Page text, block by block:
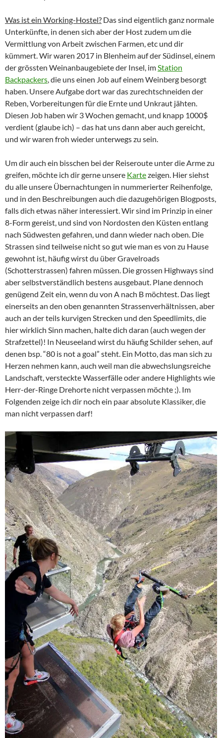
Was ist ein Working-Hostel? Das sind eigentlich ganz normale
Unterkünfte, in denen sich aber der Host zudem um die
Vermittlung von Arbeit zwischen Farmen, etc und dir
kümmert. Wir waren 2017 in Blenheim auf der Südinsel, einem
der grössten Weinanbaugebiete der Insel, imStation
Backpackers, die uns einen Job auf einem Weinberg besorgt
haben. Unsere Aufgabe dort war das zurechtschneiden der
Reben, Vorbereitungen für die Ernte und Unkraut jähten.
Diesen Job haben wir 3 Wochen gemacht, und knapp 1000$
verdient (glaube ich) – das hat uns dann aber auch gereicht,
und wir waren froh wieder unterwegs zu sein.
Um dir auch ein bisschen bei der Reiseroute unter die Arme zu
greifen, möchte ich dir gerne unsere Kartezeigen. Hier siehst
du alle unsere Übernachtungen in nummerierter Reihenfolge,
und in den Beschreibungen auch die dazugehörigen Blogposts,
falls dich etwas näher interessiert. Wir sind im Prinzip in einer
8-Form gereist, und sind von Nordosten den Küsten entlang
nach Südwesten gefahren, und dann wieder nach oben. Die
Strassen sind teilweise nicht so gut wie man es von zu Hause
gewohnt ist, häufig wirst du über Gravelroads
(Schotterstrassen) fahren müssen. Die grossen Highways sind
aber selbstverständlich bestens ausgebaut. Plane dennoch
genügend Zeit ein, wenn du von A nach B möchtest. Das liegt
einerseits an den oben genannten Strassenverhältnissen, aber
auch an der teils kurvigen Strecken und den Speedlimits, die
hier wirklich Sinn machen, halte dich daran (auch wegen der
Strafzettel)! In Neuseeland wirst du häufig Schilder sehen, auf
denen bsp. “80 is not a goal” steht. Ein Motto, das man sich zu
Herzen nehmen kann, auch weil man die abwechslungsreiche
Landschaft, versteckte Wasserfälle oder andere Highlights wie
Herr-der-Ringe Drehorte nicht verpassen möchte ;). Im
Folgenden zeige ich dir noch ein paar absolute Klassiker, die
man nicht verpassen darf!